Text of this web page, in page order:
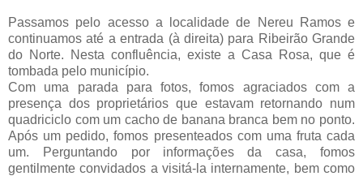
Passamos pelo acesso a localidade de Nereu Ramos e
continuamos até a entrada (à direita) para Ribeirão Grande
do Norte. Nesta confluência, existe a Casa Rosa, que é
tombada pelo município.
Com uma parada para fotos, fomos agraciados com a
presença dos proprietários que estavam retornando num
quadriciclo com um cacho de banana branca bem no ponto.
Após um pedido, fomos presenteados com uma fruta cada
um. Perguntando por informações da casa, fomos
gentilmente convidados a visitá-la internamente, bem como